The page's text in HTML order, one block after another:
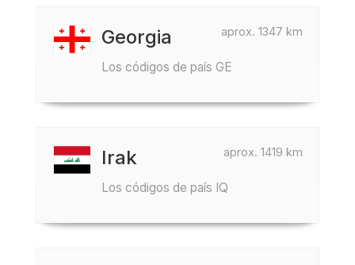
aprox. 1347 km
Georgia
Los códigos de país GE
aprox. 1419 km
Irak
Los códigos de país IQ